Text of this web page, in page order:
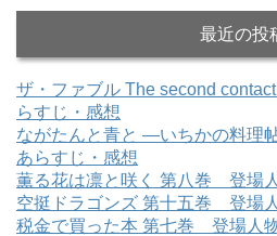
最近の投
ザ・ファブル The second
らすじ・感想
ながたんと青と ―いちかの料理
あらすじ・感想
薫る花は凛と咲く 第八巻 登場
空挺ドラゴンズ 第十五巻 登場
税金で買った本 第七巻 登場人